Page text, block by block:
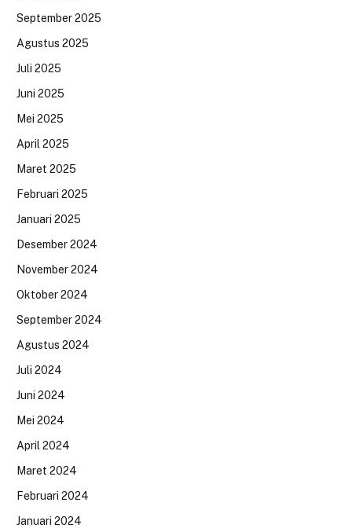
September 2025
Agustus 2025
Juli 2025
Juni 2025
Mei 2025
April 2025
Maret 2025
Februari 2025
Januari 2025
Desember 2024
November 2024
Oktober 2024
September 2024
Agustus 2024
Juli 2024
Juni 2024
Mei 2024
April 2024
Maret 2024
Februari 2024
Januari 2024